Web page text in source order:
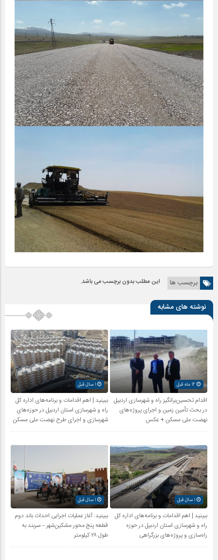
برچسب ها این مطلب بدون برچسب می باشد.
نوشته های مشابه
12 ماه قبل
اقدام تحسین‌برانگیز راه و شهرسازی اردبیل
در بحث تأمین زمین و اجرای پروژه‌های
نهضت ملی مسکن + عکس
ببینید | اهم اقدامات و برنامه‌های اداره کل
راه و شهرسازی استان اردبیل در حوزه‌های
شهرسازی و اجرای طرح نهضت ملی مسکن
1 سال قبل
ببینید | اهم اقدامات و برنامه‌های اداره کل
راه و شهرسازی استان اردبیل در حوزه
راه‌سازی و پروژه‌های بزرگراهی
ببینید: آغاز عملیات اجرایی احداث باند دوم
قطعه پنج محور مشکین‌شهر – سربند به
طول ۲۸ کیلومتر